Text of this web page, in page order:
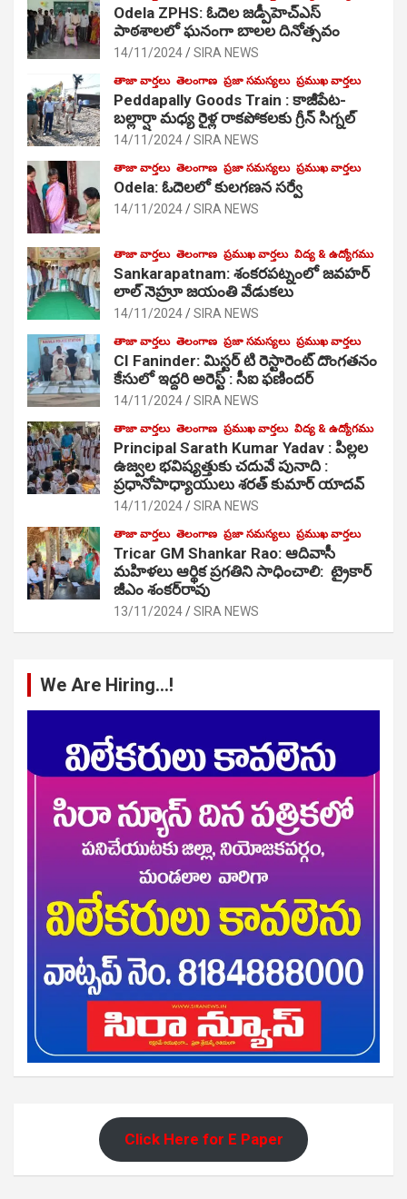
Odela ZPHS: ఓదెల జ‌డ్పీహెచ్ఎస్
పాఠ‌శాల‌లో ఘనంగా బాలల దినోత్సవం
14/11/2024 SIRA NEWS
తాజా వార్తలు తెలంగాణ ప్రజా సమస్యలు ప్రముఖ వార్తలు
Peddapally Goods Train : కాజీపేట-
బల్లార్షా మధ్య రైళ్ల రాకపోకలకు గ్రీన్ సిగ్నల్
14/11/2024 SIRA NEWS
తాజా వార్తలు తెలంగాణ ప్రజా సమస్యలు ప్రముఖ వార్తలు
Odela: ఓదెలలో కులగణన సర్వే
14/11/2024 SIRA NEWS
తాజా వార్తలు తెలంగాణ ప్రముఖ వార్తలు విద్య & ఉద్యోగము
Sankarapatnam: శంకరపట్నంలో జవహర్
లాల్ నెహ్రూ జయంతి వేడుకలు
14/11/2024 SIRA NEWS
తాజా వార్తలు తెలంగాణ ప్రజా సమస్యలు ప్రముఖ వార్తలు
CI Faninder: మిస్టర్ టి రెస్టారెంట్ దొంగతనం
కేసులో ఇద్దరి అరెస్ట్ : సీఐ ఫణిందర్
14/11/2024 SIRA NEWS
తాజా వార్తలు తెలంగాణ ప్రముఖ వార్తలు విద్య & ఉద్యోగము
Principal Sarath Kumar Yadav : పిల్లల
ఉజ్వల భవిష్యత్తుకు చదువే పునాది :
ప్రధానోపాధ్యాయులు శరత్ కుమార్ యాదవ్
14/11/2024 SIRA NEWS
తాజా వార్తలు తెలంగాణ ప్రజా సమస్యలు ప్రముఖ వార్తలు
Tricar GM Shankar Rao: ఆదివాసీ
మహిళలు ఆర్థిక ప్రగతిని సాధించాలి: ట్రైకార్
జీఎం శంకర్‌రావు
13/11/2024 SIRA NEWS
We Are Hiring…!
Click Here for E Paper